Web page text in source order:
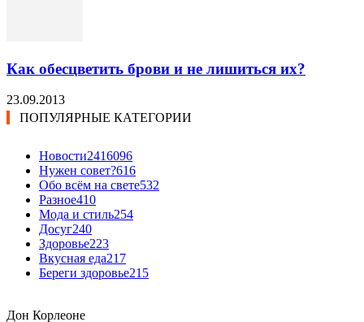
Как обесцветить брови и не лишиться их?
23.09.2013
ПОПУЛЯРНЫЕ КАТЕГОРИИ
Новости2416096
Нужен совет?616
Обо всём на свете532
Разное410
Мода и стиль254
Досуг240
Здоровье223
Вкусная еда217
Береги здоровье215
Дон Корлеоне